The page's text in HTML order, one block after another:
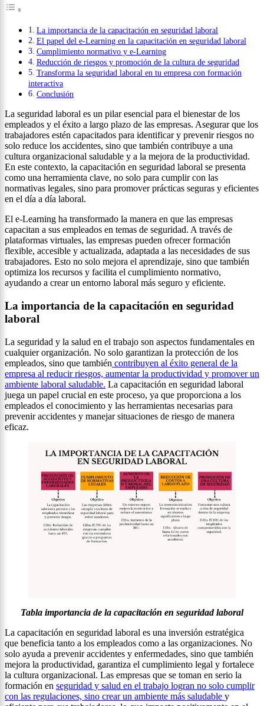
La importancia de la capacitación en seguridad laboral
El papel del e-Learning en la capacitación en seguridad laboral
Cumplimiento normativo y e-Learning
Reducción de riesgos y promoción de la cultura de seguridad
Transforma la seguridad laboral en tu empresa con formación
interactiva
Conclusión
La seguridad laboral es un pilar esencial para el bienestar de los
empleados y el éxito a largo plazo de las empresas. Asegurar que los
trabajadores estén capacitados para identificar y prevenir riesgos no
solo reduce los accidentes, sino que también contribuye a una
cultura organizacional saludable y a la mejora de la productividad.
En este contexto, la capacitación en seguridad laboral se presenta
como una herramienta clave, no solo para cumplir con las
normativas legales, sino para promover prácticas seguras y eficientes
en el día a día laboral.
El e-Learning ha transformado la manera en que las empresas
capacitan a sus empleados en temas de seguridad. A través de
plataformas virtuales, las empresas pueden ofrecer formación
flexible, accesible y actualizada, adaptada a las necesidades de sus
trabajadores. Esto no solo mejora el aprendizaje, sino que también
optimiza los recursos y facilita el cumplimiento normativo,
ayudando a crear un entorno laboral más seguro y eficiente.
La importancia de la capacitación en seguridad
laboral
La seguridad y la salud en el trabajo son aspectos fundamentales en
cualquier organización. No solo garantizan la protección de los
empleados, sino que también contribuyen al éxito general de la
empresa al reducir riesgos, aumentar la productividad y promover un
ambiente laboral saludable. La capacitación en seguridad laboral
juega un papel crucial en este proceso, ya que proporciona a los
empleados el conocimiento y las herramientas necesarias para
prevenir accidentes y manejar situaciones de riesgo de manera
eficaz.
Tabla importancia de la capacitación en seguridad laboral
La capacitación en seguridad laboral es una inversión estratégica
que beneficia tanto a los empleados como a las organizaciones. No
solo ayuda a prevenir accidentes y enfermedades, sino que también
mejora la productividad, garantiza el cumplimiento legal y fortalece
la cultura organizacional. Las empresas que se toman en serio la
formación en seguridad y salud en el trabajo logran no solo cumplir
con las regulaciones, sino crear un ambiente más saludable y